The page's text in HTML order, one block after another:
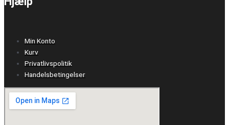
Min Konto
Kurv
Privatlivspolitik
Handelsbetingelser